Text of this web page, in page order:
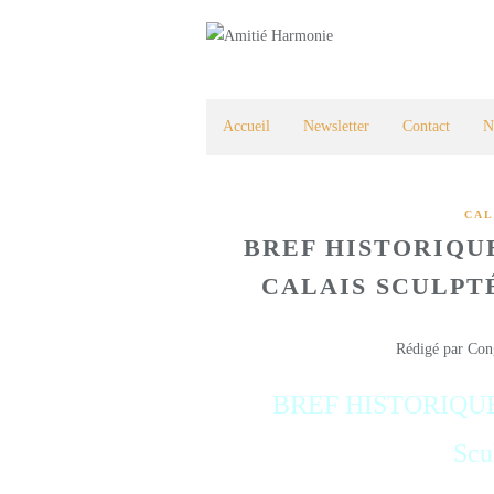
Accueil Newsletter Contact
BREF
CALAIS
Rédigé par
BREF
Sculptés par